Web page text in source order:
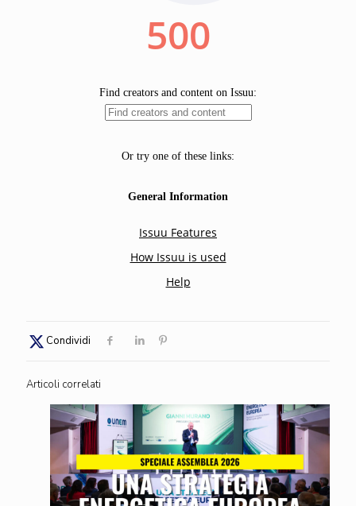
Condividi
Articoli correlati